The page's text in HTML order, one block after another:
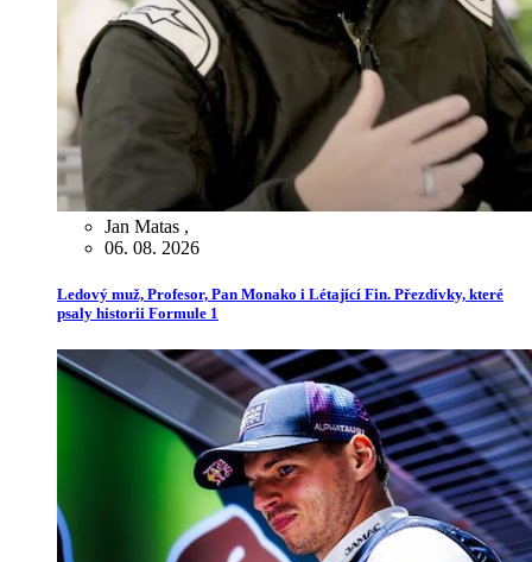
Jan Matas ,
06. 08. 2026
Ledový muž, Profesor, Pan Monako i Létající Fin. Přezdívky, které
psaly historii Formule 1